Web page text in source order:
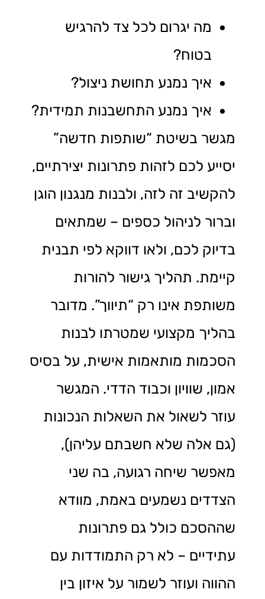
מה יגרום לכל צד להרגיש
בטוח?
איך נמנע תחושת ניצול?
איך נמנע התחשבנות תמידית?
מגשר בשיטת “שותפות חדשה”
יסייע לכם לזהות פתרונות יצירתיים,
להקשיב זה לזה, ולבנות מנגנון הוגן
וברור לניהול כספים – שמתאים
בדיוק לכם, ולאו דווקא לפי תבנית
קיימת. תהליך גישור להורות
משותפת אינו רק “תיווך”. מדובר
בהליך מקצועי שמטרתו לבנות
הסכמות מותאמות אישית, על בסיס
אמון, שוויון וכבוד הדדי. המגשר
עוזר לשאול את השאלות הנכונות
(גם אלה שלא חשבתם עליהן),
מאפשר שיחה רגועה, בה שני
הצדדים נשמעים באמת, מוודא
שההסכם כולל גם פתרונות
עתידיים – לא רק התמודדות עם
ההווה ועוזר לשמור על איזון בין